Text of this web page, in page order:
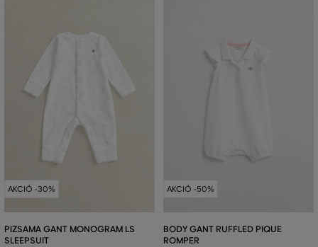
AKCIÓ -30%
PIZSAMA GANT MONOGRAM LS
SLEEPSUIT
AKCIÓ -50%
BODY GANT RUFFLED PIQUE
ROMPER